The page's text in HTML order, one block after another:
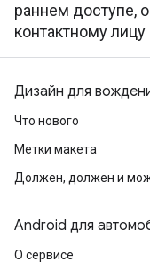
раннем доступе,
контактному лицу
Дизайн для
Что нового
Метки макета
Должен, должен и
Android для
О сервисе